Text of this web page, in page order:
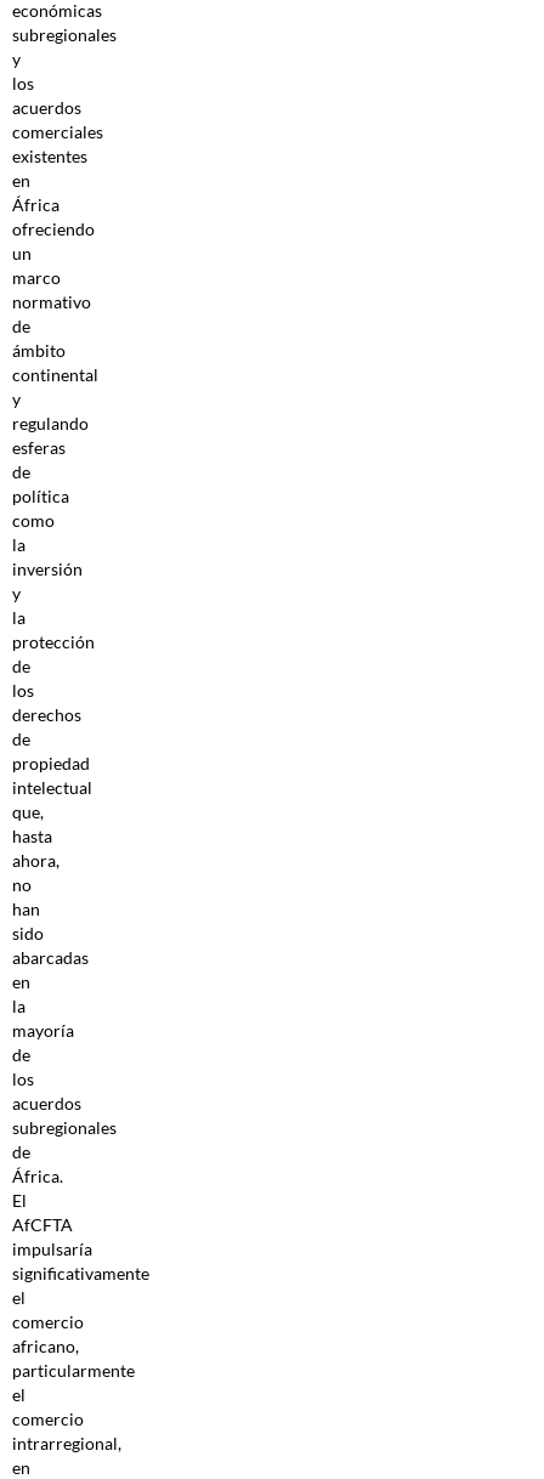
económicas
subregionales
y
los
acuerdos
comerciales
existentes
en
África
ofreciendo
un
marco
normativo
de
ámbito
continental
y
regulando
esferas
de
política
como
la
inversión
y
la
protección
de
los
derechos
de
propiedad
intelectual
que,
hasta
ahora,
no
han
sido
abarcadas
en
la
mayoría
de
los
acuerdos
subregionales
de
África.
El
AfCFTA
impulsaría
significativamente
el
comercio
africano,
particularmente
el
comercio
intrarregional,
en